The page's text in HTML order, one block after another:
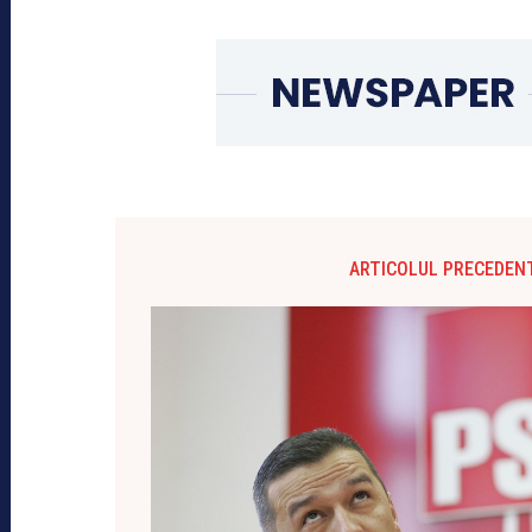
ARTICOLUL